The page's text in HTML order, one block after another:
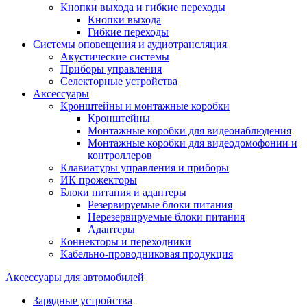
Кнопки выхода и гибкие переходы
Кнопки выхода
Гибкие переходы
Системы оповещения и аудиотрансляция
Акустические системы
Приборы управления
Селекторные устройства
Аксессуары
Кронштейны и монтажные коробки
Кронштейны
Монтажные коробки для видеонаблюдения
Монтажные коробки для видеодомофонии и
контроллеров
Клавиатуры управления и приборы
ИК прожекторы
Блоки питания и адаптеры
Резервируемые блоки питания
Нерезервируемые блоки питания
Адаптеры
Коннекторы и переходники
Кабельно-проводниковая продукция
Аксессуары для автомобилей
Зарядные устройства